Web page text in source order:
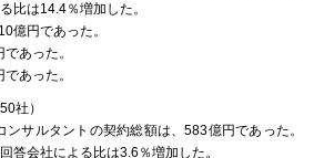
比は14.4％増加した。
億円であった。
あった。
あった。
社）
サルタントの契約総額は、583億円であった。
答会社による比は3.6％増加した。